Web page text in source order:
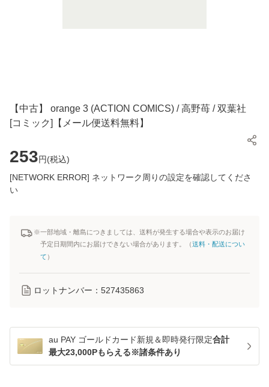
【中古】 orange 3 (ACTION COMICS) / 高野苺 / 双葉社
[コミック]【メール便送料無料】
253円(税込)
[NETWORK ERROR] ネットワーク周りの設定を確認してくださ
い
※一部地域・離島につきましては、送料が発生する場合や表示のお届け
予定日期間内にお届けできない場合があります。（送料・配送につい
て ）
ロットナンバー： 527435863
au PAY ゴールドカード新規＆即時発行限定合計
最大23,000Pもらえる※諸条件あり